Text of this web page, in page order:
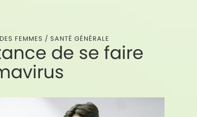
FEMMES / SANTÉ GÉNÉRALE
de se faire